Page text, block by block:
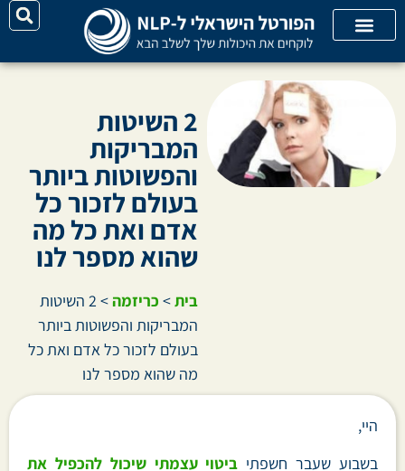
2 השיטות
המבריקות
והפשוטות ביותר
בעולם לזכור כל
אדם ואת כל מה
שהוא מספר לנו
בית> כריזמה> 2 השיטות
המבריקות והפשוטות ביותר
בעולם לזכור כל אדם ואת כל
מה שהוא מספר לנו
היי,
בשבוע שעבר חשפתי ביטוי עצמתי שיכול להכפיל את